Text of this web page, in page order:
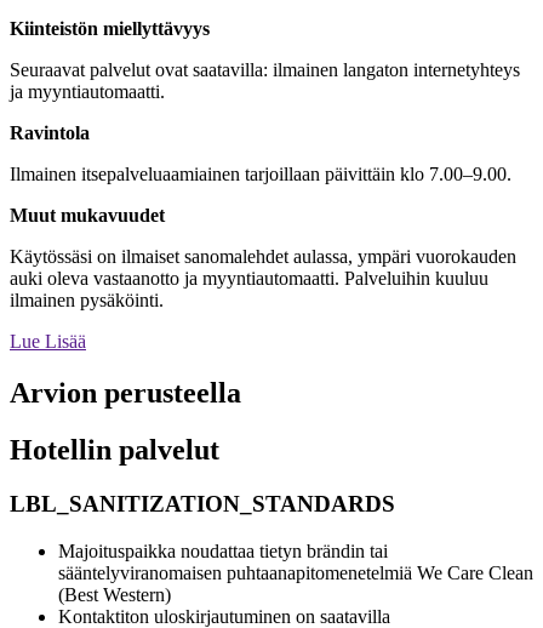
Kiinteistön miellyttävyys
Seuraavat palvelut ovat saatavilla: ilmainen langaton internetyhteys
ja myyntiautomaatti.
Ravintola
Ilmainen itsepalveluaamiainen tarjoillaan päivittäin klo 7.00–9.00.
Muut mukavuudet
Käytössäsi on ilmaiset sanomalehdet aulassa, ympäri vuorokauden
auki oleva vastaanotto ja myyntiautomaatti. Palveluihin kuuluu
ilmainen pysäköinti.
Lue Lisää
Arvion perusteella
Hotellin palvelut
LBL_SANITIZATION_STANDARDS
Majoituspaikka noudattaa tietyn brändin tai
sääntelyviranomaisen puhtaanapitomenetelmiä We Care Clean
(Best Western)
Kontaktiton uloskirjautuminen on saatavilla